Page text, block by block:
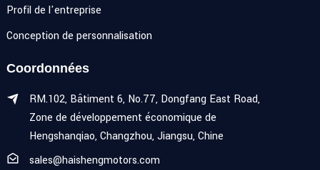
Profil de l'entreprise
Conception de personnalisation
Coordonnées
RM.102, Bâtiment 6, No.77, Dongfang East Road,
Zone de développement économique de
Hengshanqiao, Changzhou, Jiangsu, Chine
sales@haishengmotors.com